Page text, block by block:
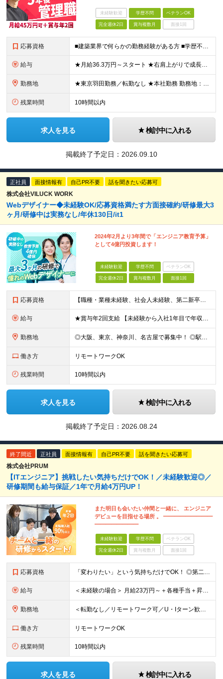
未経験歓迎 学歴不問 ベテランOK
完全週休2日 賞与複数月 面接1回
応募資格 ■建築業界で何らかの勤務経験がある方 ■学歴不問 ■30代40代活躍中 ＼こんな方は即戦力として活躍できます／ ◆施工・土木領域での営業経験 ◆調達部門での管理経験 ◆営業・管理部門等のマネジメント
給与 ★月給36.3万円～スタート ★右肩上がりで成長中／賞与年2回に加えて決算賞与支給（2026年度） 月給36万3600円～45万円＋賞与年2回（昨年度実績：3ヶ月分）＋決算賞与＋各種手当 ※経験やス
勤務地 ★東京羽田勤務／転勤なし ★本社勤務 勤務地：【ハネダ防設本社】東京都大田区羽田4-3-10 羽田ビル2階 (変更の範囲)上記を除く当社関連勤務地
残業時間 10時間以内
求人を見る 検討中に入れる
掲載終了予定日： 2026.09.10
正社員 面接情報有 自己PR不要 話を聞きたい応募可
株式会社VILUCK WORK
Webデザイナー◆未経験OK/応募資格満たす方面接確約/研修最大3
ヶ月/研修中は実務なし/年休130日/it1
2024年2月より3年間で「エンジニア教育予算」
として4億円投資します！
未経験歓迎 学歴不問 ベテランOK
完全週休2日 賞与複数月 面接1回
応募資格 【職種・業種未経験、社会人未経験、第二新卒、歓迎します】 ◆35歳以下の方 └長期キャリア形成のため、年齢制限をかけた募集となります。 ◆学歴不問 《こんな方に向いています！》 ■フロントエンジニア
給与 ★賞与年2回支給 【未経験から入社1年目で年収48万円以上UPも目指せる◎】 研修に加え、バディ制度も整備。不安なことがあれば丁寧にフォローします。 頑張り次第で収入アップが実現可能であり、入社1年
勤務地 ◎大阪、東京、神奈川、名古屋で募集中！ ◎駅チカ！ ◎勤務地は、希望を考慮のうえ決定いたします。 ◎転居を伴う転勤はありません。 【転勤なし／希望勤務地は考慮】 大阪、東京、神奈川、名古屋のいずれか
働き方 リモートワークOK
残業時間 10時間以内
求人を見る 検討中に入れる
掲載終了予定日： 2026.08.24
終了間近 正社員 面接情報有 自己PR不要 話を聞きたい応募可
株式会社PRUM
【ITエンジニア】挑戦したい気持ちだけでOK！／未経験歓迎◎／
研修期間も給与保証／1年で月給4万円UP！
また明日も会いたい仲間と一緒に、 エンジニア
デビューを目指せる場所 。 ━━━━━━━━━
━━━━━━━━
未経験歓迎 学歴不問 ベテランOK
完全週休2日 賞与複数月 面接1回
応募資格 「変わりたい」という気持ちだけでOK！ ◎第二新卒、社会人デビュー！ ◎業種／職種未経験歓迎！ ◎理系文系 不問！ ◎経験・スキルは一切不問！ ＼＼こんな気持ちがあれば、まずはお話ししましょう！／
給与 ＜未経験の場合＞ 月給23万円～＋各種手当＋昇給年2回 ※経験・スキルを考慮の上、決定いたします。 ＼経験者も積極的に採用中！／ 月給30万円～＋各種手当＋昇給年2回 ※経験・スキルを考慮
勤務地 ＜転勤なし／リモートワーク可／U・Iターン歓迎！＞ 本社（東京都千代田区）または 各プロジェクト先（首都圏／東京都、神奈川県、千葉県、埼玉県など）での勤務となります。 ◆転勤はありません！ ◆スキ
働き方 リモートワークOK
残業時間 10時間以内
求人を見る 検討中に入れる